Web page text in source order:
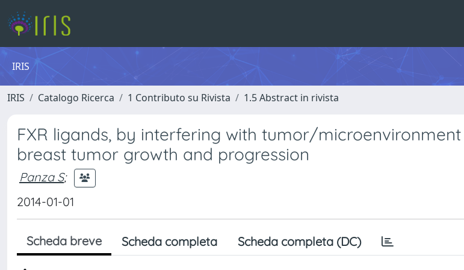
IRIS
IRIS Catalogo Ricerca 1 Contributo su Rivista 1.5 Abstract in rivista
FXR ligands, by interfering with tumor/
breast tumor growth and progression
Panza S;
2014-01-01
Scheda breve Scheda completa Scheda completa (DC)